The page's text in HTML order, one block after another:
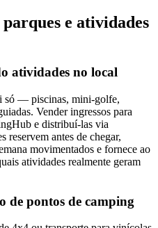
e atividades
atividades no local
só — piscinas, mini-golfe,
Vender ingressos para
e distribuí-las via
reservem antes de chegar,
movimentados e fornece ao
atividades realmente geram
de pontos de camping